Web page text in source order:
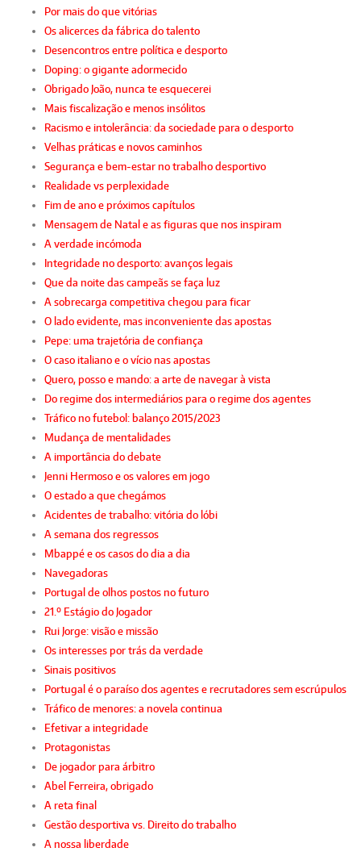
Por mais do que vitórias
Os alicerces da fábrica do talento
Desencontros entre política e desporto
Doping: o gigante adormecido
Obrigado João, nunca te esquecerei
Mais fiscalização e menos insólitos
Racismo e intolerância: da sociedade para o desporto
Velhas práticas e novos caminhos
Segurança e bem-estar no trabalho desportivo
Realidade vs perplexidade
Fim de ano e próximos capítulos
Mensagem de Natal e as figuras que nos inspiram
A verdade incómoda
Integridade no desporto: avanços legais
Que da noite das campeãs se faça luz
A sobrecarga competitiva chegou para ficar
O lado evidente, mas inconveniente das apostas
Pepe: uma trajetória de confiança
O caso italiano e o vício nas apostas
Quero, posso e mando: a arte de navegar à vista
Do regime dos intermediários para o regime dos agentes
Tráfico no futebol: balanço 2015/2023
Mudança de mentalidades
A importância do debate
Jenni Hermoso e os valores em jogo
O estado a que chegámos
Acidentes de trabalho: vitória do lóbi
A semana dos regressos
Mbappé e os casos do dia a dia
Navegadoras
Portugal de olhos postos no futuro
21.º Estágio do Jogador
Rui Jorge: visão e missão
Os interesses por trás da verdade
Sinais positivos
Portugal é o paraíso dos agentes e recrutadores sem escrúpulos
Tráfico de menores: a novela continua
Efetivar a integridade
Protagonistas
De jogador para árbitro
Abel Ferreira, obrigado
A reta final
Gestão desportiva vs. Direito do trabalho
A nossa liberdade